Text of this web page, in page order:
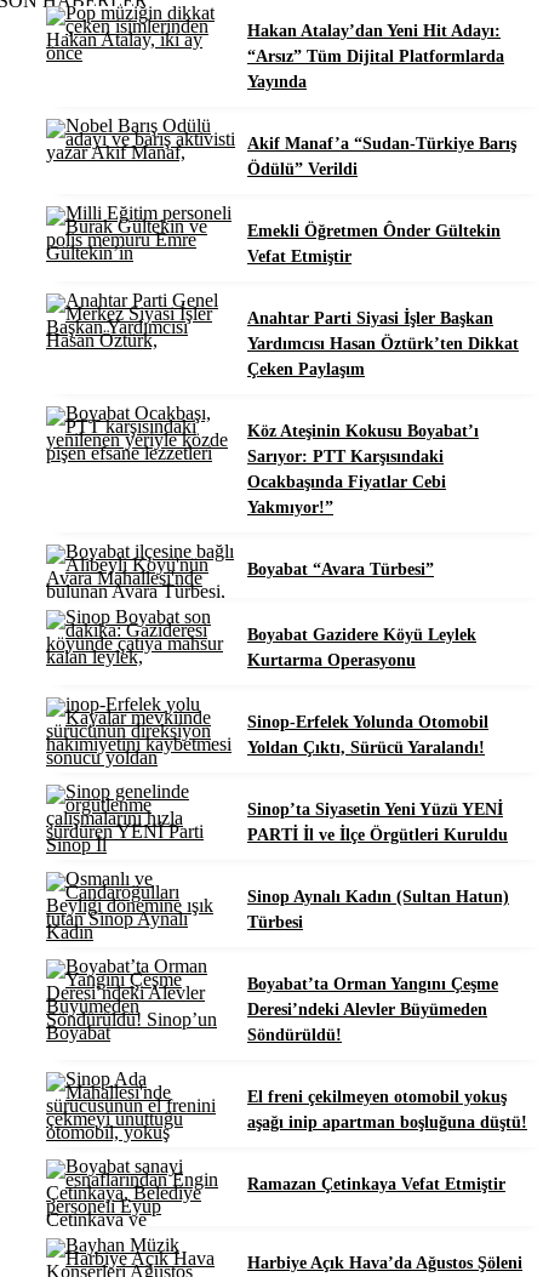
Hakan Atalay’dan Yeni Hit Adayı:
“Arsız” Tüm Dijital Platformlarda
Yayında
Akif Manaf’a “Sudan-Türkiye Barış
Ödülü” Verildi
Emekli Öğretmen Ônder Gültekin
Vefat Etmiştir
Anahtar Parti Siyasi İşler Başkan
Yardımcısı Hasan Öztürk’ten Dikkat
Çeken Paylaşım
Köz Ateşinin Kokusu Boyabat’ı
Sarıyor: PTT Karşısındaki
Ocakbaşında Fiyatlar Cebi
Yakmıyor!”
Boyabat “Avara Türbesi”
Boyabat Gazidere Köyü Leylek
Kurtarma Operasyonu
Sinop-Erfelek Yolunda Otomobil
Yoldan Çıktı, Sürücü Yaralandı!
Sinop’ta Siyasetin Yeni Yüzü YENİ
PARTİ İl ve İlçe Örgütleri Kuruldu
Sinop Aynalı Kadın (Sultan Hatun)
Türbesi
Boyabat’ta Orman Yangını Çeşme
Deresi’ndeki Alevler Büyümeden
Söndürüldü!
El freni çekilmeyen otomobil yokuş
aşağı inip apartman boşluğuna düştü!
Ramazan Çetinkaya Vefat Etmiştir
Harbiye Açık Hava’da Ağustos Şöleni